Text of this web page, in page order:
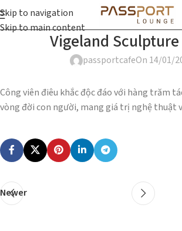
Skip to navigation
Skip to main content
Vigeland
passportcafeOn 14/01/
Công viên điêu khắc độc đáo với hàng trăm
vòng đời con người, mang giá trị nghệ thuật
Newer